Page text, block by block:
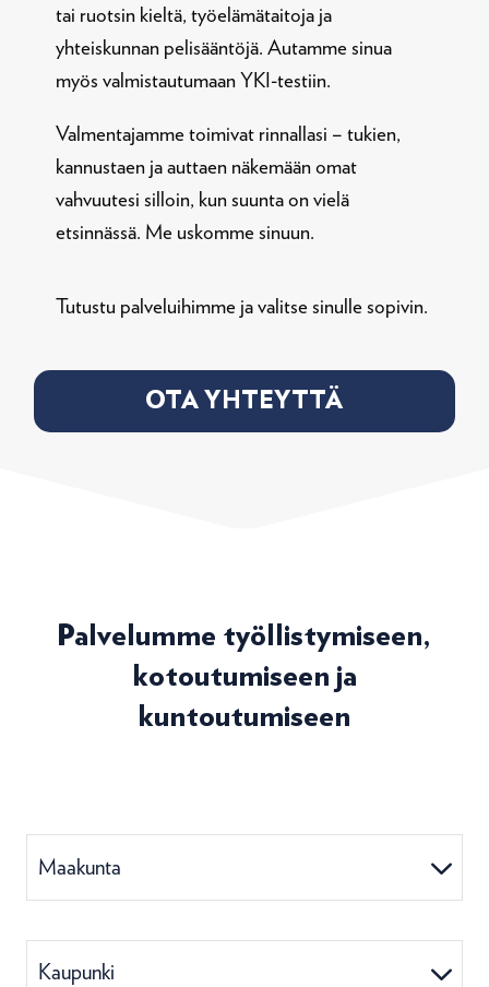
tai ruotsin kieltä, työelämätaitoja ja
yhteiskunnan pelisääntöjä. Autamme sinua
myös valmistautumaan YKI-testiin.
Valmentajamme toimivat rinnallasi – tukien,
kannustaen ja auttaen näkemään omat
vahvuutesi silloin, kun suunta on vielä
etsinnässä. Me uskomme sinuun.
Tutustu palveluihimme ja valitse sinulle sopivin.
OTA YHTEYTTÄ
Palvelumme työllistymiseen,
kotoutumiseen ja
kuntoutumiseen
Maakunta
Kaupunki